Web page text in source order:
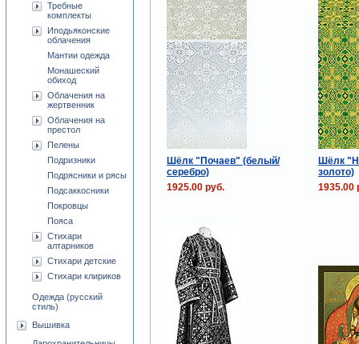
Шёлк "Почаев" (белый/
серебро)
Шёлк
золото)
1925.00 руб.
1935.00
Требные
комплекты
Иподьяконские
облачения
Мантии одежда
Монашеский
обиход
Облачения на
жертвенник
Облачения на
престол
Пелены
Подризники
Подрясники и рясы
Подсаккосники
Покровцы
Пояса
Стихари
алтарников
Стихари детские
Стихари клириков
Одежда (русский
стиль)
Вышивка